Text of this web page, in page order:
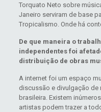
Torquato Neto sobre
Janeiro serviram de base
Tropicalismo. Onde há
De que maneira o
independentes foi
distribuição de obras
A internet foi um espaço
discussão e divulgação
brasileira. Existem
artistas podem trazer a